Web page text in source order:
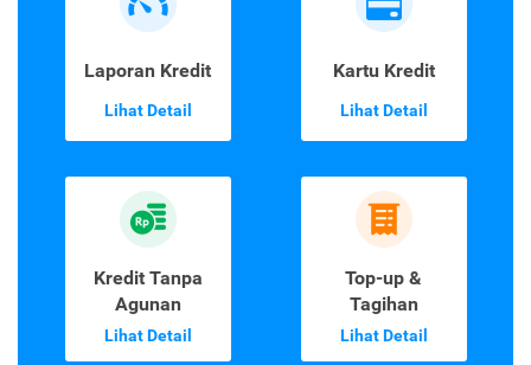
Laporan Kredit
Lihat Detail
Kartu Kredit
Lihat Detail
Kredit Tanpa
Agunan
Lihat Detail
Top-up &
Tagihan
Lihat Detail